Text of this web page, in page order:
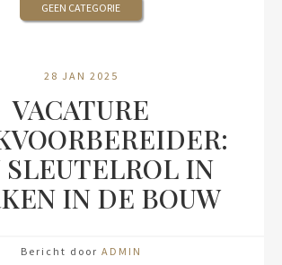
GEEN CATEGORIE
28 JAN 2025
VACATURE
SLEUTELROL IN
IN DE BOUW
Bericht door ADMIN